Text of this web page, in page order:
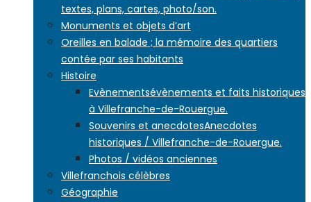
textes, plans, cartes, photo/son.
Monuments et objets d’art
Oreilles en balade ; la mémoire des quartiers
contée par ses habitants
Histoire
Evènementsévènements et faits historiques
à Villefranche-de-Rouergue.
Souvenirs et anecdotesAnecdotes
historiques / Villefranche-de-Rouergue.
Photos / vidéos anciennes
Villefranchois célèbres
Géographie